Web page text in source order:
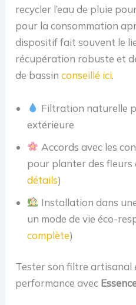
recycler l’eau de pluie
pour la consommation
dispositif fait souvent le
récupération robuste et
de bassinconseillé ici.
Filtration naturelle
extérieure
Accords avec les
pour planter des fleurs
détails)
Installation dans
un mode de vie éco-
complète)
Tester son filtre artisanal
performance avec